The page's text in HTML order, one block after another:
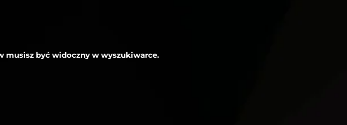
musisz być widoczny w wyszukiwarce.